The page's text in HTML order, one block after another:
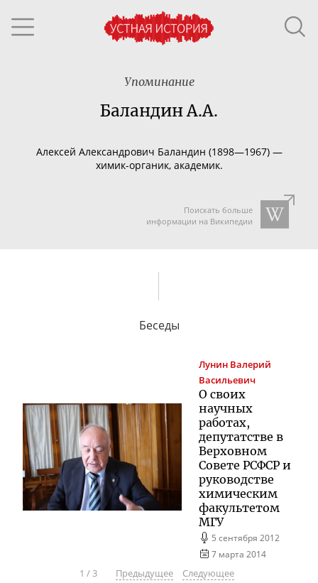
Упоминание
Баландин А.А.
Алексей Александрович Баландин (1898—1967) —
химик-органик, академик.
Поискать больше
информации на Википедии
Беседы
Лунин Валерий
Васильевич
О своих
научных
работах,
депутатстве в
Верховном
Совете РСФСР и
руководстве
химическим
факультетом
МГУ
5 сентября 2012
7 марта 2014
1 /3 Предыдущее
Следующее